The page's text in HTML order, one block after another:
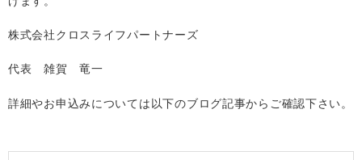
株式会社クロスライフパートナーズ
代表 雑賀 竜一
詳細やお申込みについては以下のブログ記事からご確認下さい。